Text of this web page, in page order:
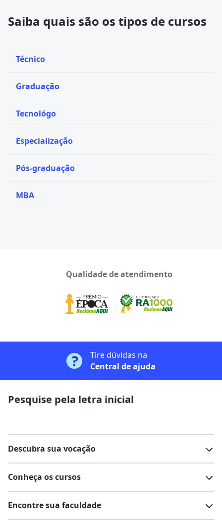
Saiba quais são os tipos de cursos
Técnico
Graduação
Tecnológo
Especialização
Pós-graduação
MBA
Qualidade de atendimento
Tire dúvidas na
Central de ajuda
Pesquise pela letra inicial
Descubra sua vocação
Conheça os cursos
Encontre sua faculdade